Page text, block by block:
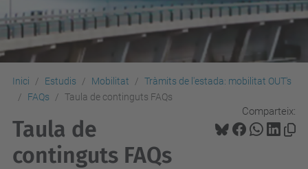
Inici Estudis Mobilitat
Tràmits de l'estada: mobilitat OUT's
FAQs
Taula de continguts FAQs
Comparteix:
Taula de
continguts FAQs